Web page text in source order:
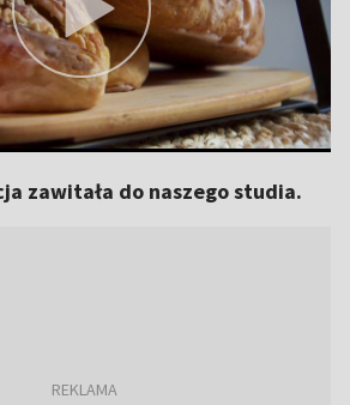
zawitała do naszego studia.